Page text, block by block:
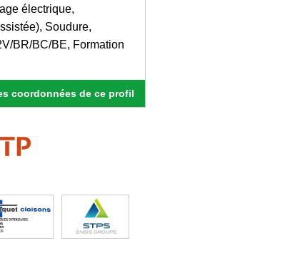
électrique,
Soudure,
BR/BC/BE, Formation
coordonnées de ce profil